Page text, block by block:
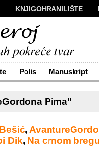
KNJIGOHRANILIŠTE
KONTAKT
Polis Manuskript
Pima"
,
Dik, Na crnom